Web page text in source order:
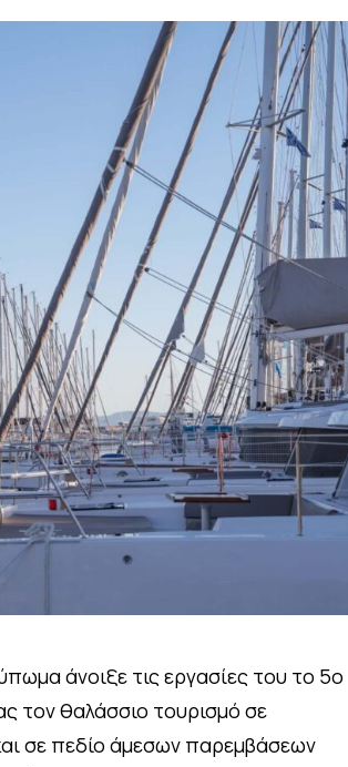
άνοιξε τις εργασίες του το 5ο
τον θαλάσσιο τουρισμό σε
σε πεδίο άμεσων παρεμβάσεων